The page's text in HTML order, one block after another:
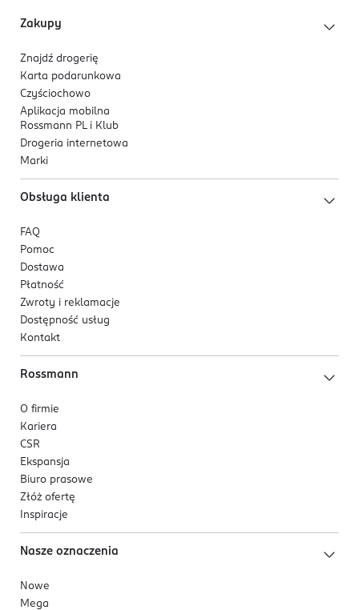
Zakupy
Znajdź drogerię
Karta podarunkowa
Czyściochowo
Aplikacja mobilna
Rossmann PL i Klub
Drogeria internetowa
Marki
Obsługa klienta
FAQ
Pomoc
Dostawa
Płatność
Zwroty i reklamacje
Dostępność usług
Kontakt
Rossmann
O firmie
Kariera
CSR
Ekspansja
Biuro prasowe
Złóż ofertę
Inspiracje
Nasze oznaczenia
Nowe
Mega